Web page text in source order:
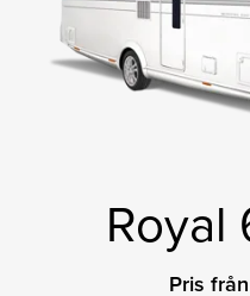
Royal
Pris